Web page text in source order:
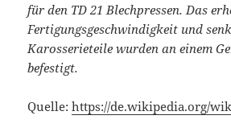
für den TD 21 Blechpressen. Das
Fertigungsgeschwindigkeit und
Karosserieteile wurden an einem
befestigt.
Quelle:https://de.wikipedia.org/